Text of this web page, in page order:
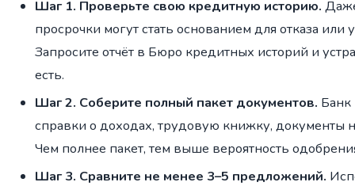
Шаг 1. Проверьте свою кредитную историю.
просрочки могут стать основанием для отказа
Запросите отчёт в Бюро кредитных историй и
есть.
Шаг 2. Соберите полный пакет документов. Банк
справки о доходах, трудовую книжку, документы
Чем полнее пакет, тем выше вероятность
Шаг 3. Сравните не менее 3–5 предложений.